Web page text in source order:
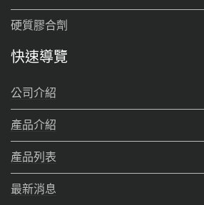
硬質膠合劑
快速導覽
公司介紹
產品介紹
產品列表
最新消息